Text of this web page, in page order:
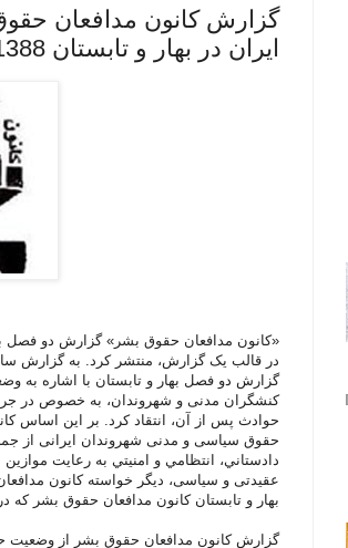
گزارش کانون مدافعان
ایران در بهار و تابستان 1388
در قالب یک گزارش، منتشر کرد. به گزارش
گزارش دو فصل بهار و تابستان با اشاره به
کنشگران مدنی و شهروندان، به خصوص در
حوادث پس از آن، انتقاد کرد. بر این اساس
حقوق سياسی و مدنی شهروندان ایرانی از
دادستاني، انتظامي و امنيتي به رعايت
عقیدتی و سیاسی، دیگر خواسته کانون
بهار و تابستان کانون مدافعان حقوق بشر که در مهر ماه 1388 منتشر شده،
گزارش کانون مدافعان حقوق بشر از وضعیت